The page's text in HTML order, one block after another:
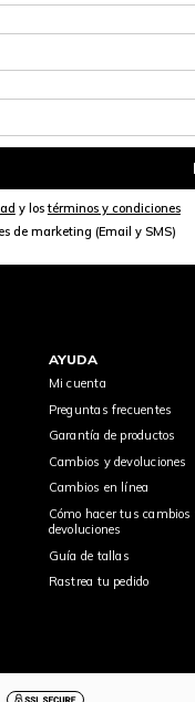
y lostérminos y condiciones
de marketing (Email y SMS)
AYUDA
Mi cuenta
Preguntas frecuentes
Garantía de productos
Cambios y devoluciones
Cambios en línea
Cómo hacer tus cambios
devoluciones
Guía de tallas
Rastrea tu pedido